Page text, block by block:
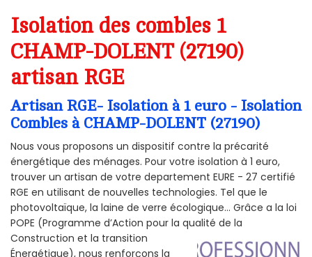
Isolation des combles 1
CHAMP-DOLENT (27190)
artisan RGE
Artisan RGE- Isolation à 1 euro - Isolation
Combles à CHAMP-DOLENT (27190)
Nous vous proposons un dispositif contre la précarité
énergétique des ménages. Pour votre isolation à 1 euro,
trouver un artisan de votre departement EURE - 27 certifié
RGE en utilisant de nouvelles technologies. Tel que le
photovoltaïque, la laine de verre écologique... Grâce a la loi
POPE (Programme d’Action pour la qualité de la
Construction et la transition
Énergétique), nous renforçons la